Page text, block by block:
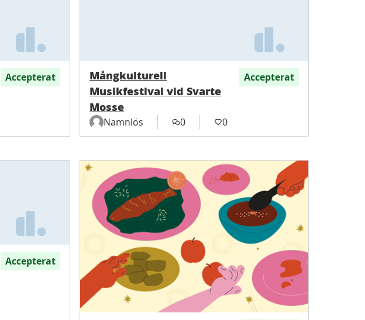
Accepterat
Mångkulturell
Musikfestival vid Svarte
Mosse
Accepterat
Namnlös 0 0
Accepterat